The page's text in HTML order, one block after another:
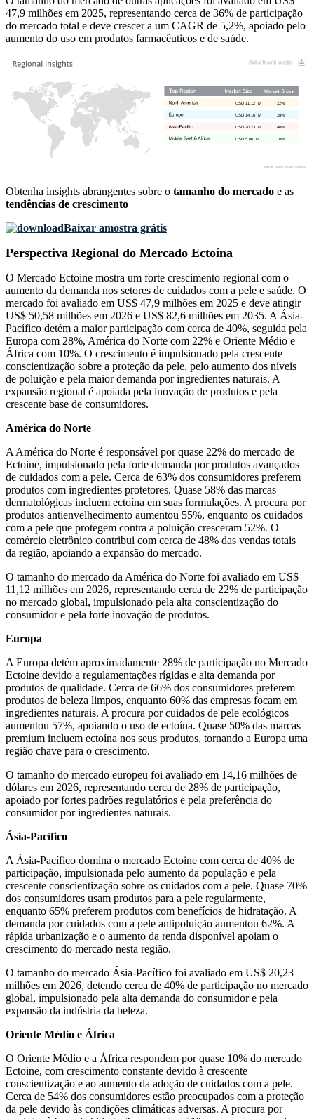
47,9 milhões em 2025, representando cerca de 36% de participação
do mercado total e deve crescer a um CAGR de 5,2%, apoiado pelo
aumento do uso em produtos farmacêuticos e de saúde.
10%
USD 5.06 M
40%
USD 20.23 M
28%
USD 14.16 M
22%
USD 11.12 M
Obtenha insights abrangentes sobre o tamanho do mercado e as
tendências de crescimento
Baixar amostra grátis
Perspectiva Regional do Mercado Ectoína
O Mercado Ectoine mostra um forte crescimento regional com o
aumento da demanda nos setores de cuidados com a pele e saúde. O
mercado foi avaliado em US$ 47,9 milhões em 2025 e deve atingir
US$ 50,58 milhões em 2026 e US$ 82,6 milhões em 2035. A Ásia-
Pacífico detém a maior participação com cerca de 40%, seguida pela
Europa com 28%, América do Norte com 22% e Oriente Médio e
África com 10%. O crescimento é impulsionado pela crescente
conscientização sobre a proteção da pele, pelo aumento dos níveis
de poluição e pela maior demanda por ingredientes naturais. A
expansão regional é apoiada pela inovação de produtos e pela
crescente base de consumidores.
América do Norte
A América do Norte é responsável por quase 22% do mercado de
Ectoine, impulsionado pela forte demanda por produtos avançados
de cuidados com a pele. Cerca de 63% dos consumidores preferem
produtos com ingredientes protetores. Quase 58% das marcas
dermatológicas incluem ectoína em suas formulações. A procura por
produtos antienvelhecimento aumentou 55%, enquanto os cuidados
com a pele que protegem contra a poluição cresceram 52%. O
comércio eletrônico contribui com cerca de 48% das vendas totais
da região, apoiando a expansão do mercado.
O tamanho do mercado da América do Norte foi avaliado em US$
11,12 milhões em 2026, representando cerca de 22% de participação
no mercado global, impulsionado pela alta conscientização do
consumidor e pela forte inovação de produtos.
Europa
A Europa detém aproximadamente 28% de participação no Mercado
Ectoine devido a regulamentações rígidas e alta demanda por
produtos de qualidade. Cerca de 66% dos consumidores preferem
produtos de beleza limpos, enquanto 60% das empresas focam em
ingredientes naturais. A procura por cuidados de pele ecológicos
aumentou 57%, apoiando o uso de ectoína. Quase 50% das marcas
premium incluem ectoína nos seus produtos, tornando a Europa uma
região chave para o crescimento.
O tamanho do mercado europeu foi avaliado em 14,16 milhões de
dólares em 2026, representando cerca de 28% de participação,
apoiado por fortes padrões regulatórios e pela preferência do
consumidor por ingredientes naturais.
Ásia-Pacífico
A Ásia-Pacífico domina o mercado Ectoine com cerca de 40% de
participação, impulsionada pelo aumento da população e pela
crescente conscientização sobre os cuidados com a pele. Quase 70%
dos consumidores usam produtos para a pele regularmente,
enquanto 65% preferem produtos com benefícios de hidratação. A
demanda por cuidados com a pele antipoluição aumentou 62%. A
rápida urbanização e o aumento da renda disponível apoiam o
crescimento do mercado nesta região.
O tamanho do mercado Ásia-Pacífico foi avaliado em US$ 20,23
milhões em 2026, detendo cerca de 40% de participação no mercado
global, impulsionado pela alta demanda do consumidor e pela
expansão da indústria da beleza.
Oriente Médio e África
O Oriente Médio e a África respondem por quase 10% do mercado
Ectoine, com crescimento constante devido à crescente
conscientização e ao aumento da adoção de cuidados com a pele.
Cerca de 54% dos consumidores estão preocupados com a proteção
da pele devido às condições climáticas adversas. A procura por